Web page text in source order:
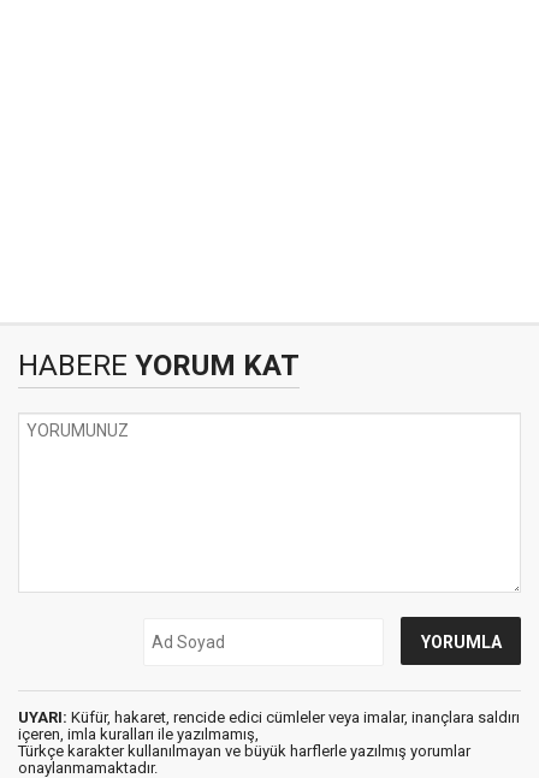
HABERE YORUM KAT
UYARI: Küfür, hakaret, rencide edici cümleler veya imalar, inançlara saldırı
içeren, imla kuralları ile yazılmamış,
Türkçe karakter kullanılmayan ve büyük harflerle yazılmış yorumlar
onaylanmamaktadır.